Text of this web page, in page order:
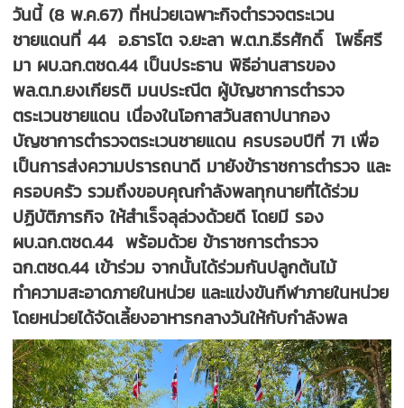
วันนี้ (8 พ.ค.67) ที่หน่วยเฉพาะกิจตำรวจตระเวน
ชายแดนที่ 44 อ.ธารโต จ.ยะลา พ.ต.ท.ธีรศักดิ์ โพธิ์ศรี
มา ผบ.ฉก.ตชด.44 เป็นประธาน พิธีอ่านสารของ
พล.ต.ท.ยงเกียรติ มนประณีต ผู้บัญชาการตำรวจ
ตระเวนชายแดน เนื่องในโอกาสวันสถาปนากอง
บัญชาการตำรวจตระเวนชายแดน ครบรอบปีที่ 71 เพื่อ
เป็นการส่งความปรารถนาดี มายังข้าราชการตำรวจ และ
ครอบครัว รวมถึงขอบคุณกำลังพลทุกนายที่ได้ร่วม
ปฏิบัติภารกิจ ให้สำเร็จลุล่วงด้วยดี โดยมี รอง
ผบ.ฉก.ตชด.44 พร้อมด้วย ข้าราชการตำรวจ
ฉก.ตชด.44 เข้าร่วม จากนั้นได้ร่วมกันปลูกต้นไม้
ทำความสะอาดภายในหน่วย และแข่งขันกีฬาภายในหน่วย
โดยหน่วยได้จัดเลี้ยงอาหารกลางวันให้กับกำลังพล